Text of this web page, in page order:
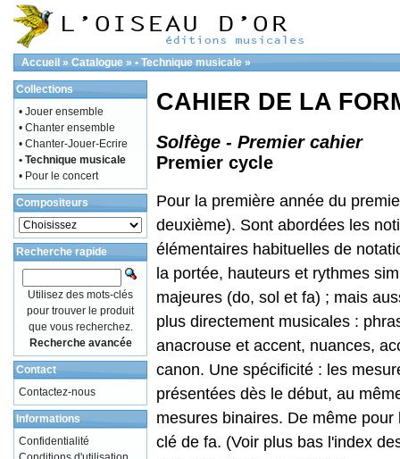
Accueil » Catalogue » • Technique musicale »
CAHIER DE LA
Solfège - Premier cahier
Premier cycle
Pour la première année du
deuxième). Sont abordées les
élémentaires habituelles de
la portée, hauteurs et rythmes
majeures (do, sol et fa) ; mais
plus directement musicales :
anacrouse et accent, nuances,
canon. Une spécificité : les
présentées dès le début, au
mesures binaires. De même pour
clé de fa. (Voir plus bas l'index
Collections
• Jouer ensemble
• Chanter ensemble
• Chanter-Jouer-Ecrire
• Technique musicale
• Pour le concert
Compositeurs
Recherche rapide
Utilisez des mots-clés
pour trouver le produit
que vous recherchez.
Recherche avancée
Contact
Contactez-nous
Informations
Confidentialité